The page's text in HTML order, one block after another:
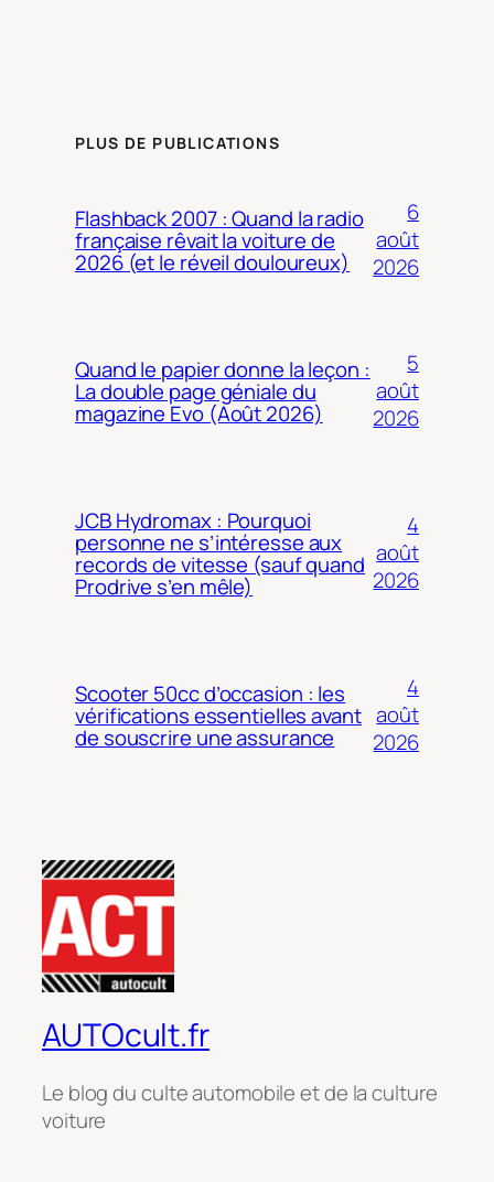
PLUS DE PUBLICATIONS
Flashback 2007 : Quand la radio
française rêvait la voiture de
2026 (et le réveil douloureux)
6
août
2026
Quand le papier donne la leçon :
La double page géniale du
magazine Evo (Août 2026)
5
août
2026
JCB Hydromax : Pourquoi
personne ne s’intéresse aux
records de vitesse (sauf quand
Prodrive s’en mêle)
4
août
2026
Scooter 50cc d’occasion : les
vérifications essentielles avant
de souscrire une assurance
4
août
2026
AUTOcult.fr
Le blog du culte automobile et de la culture
voiture